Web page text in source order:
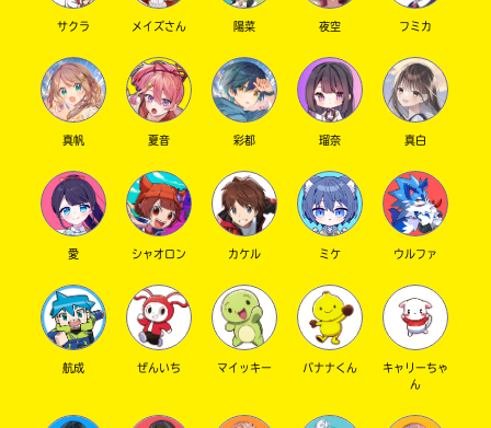
サクラ メイズさん 陽菜 夜空 フミカ
真帆 夏音 彩都 瑠奈 真白
愛 シャオロン カケル ミケ ウルファ
航成 ぜんいち マイッキー バナナくん
キャリーちゃ
ん